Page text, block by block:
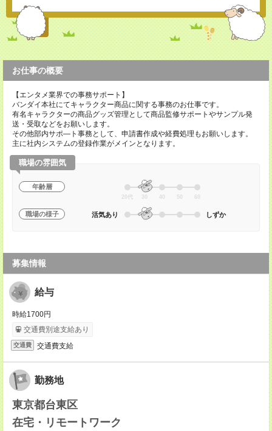
お仕事の概要
【エンタメ業界での事務サポート】
バンダイ本社にてキャラクター商品に関する事務のお仕事です。
有名キャラクターの商品グッズ管理として商品監修サポートやサンプル発
送・受取などをお願いします。
その他部内サポ―ト事務として、申請書作成や経費処理もお願いします。
主に社内システムの登録作業がメインとなります。
職場の雰囲気
年齢層
20代 30 40 50 60
職場の様子 活気あり しずか
募集情報
給与
時給1700円
交通費別途支給あり
交通費 交通費支給
勤務地
東京都台東区
在宅・リモートワーク